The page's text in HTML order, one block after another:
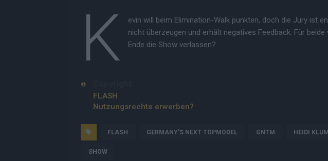
K
evin will beim Elimination-Walk punkten, doch die Jury ist
nicht überzeugen und erhält negatives Feedback. Für
Ende die Show verlassen?
FLASH
Nutzungsrechte erwerben?
FLASH GERMANY'S NEXT TOPMODEL GNTM HEIDI KLUM
SHOW